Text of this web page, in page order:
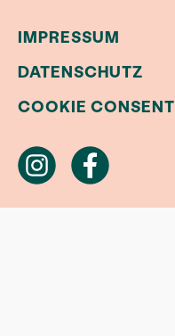
IMPRESSUM
DATENSCHUTZ
COOKIE CONSENT